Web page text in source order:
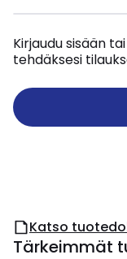
Kirjaudu sisään
tehdäksesi
Katso
Tärkeimmät